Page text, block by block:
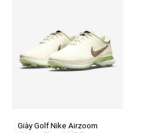
Giày Golf Nike Airzoom